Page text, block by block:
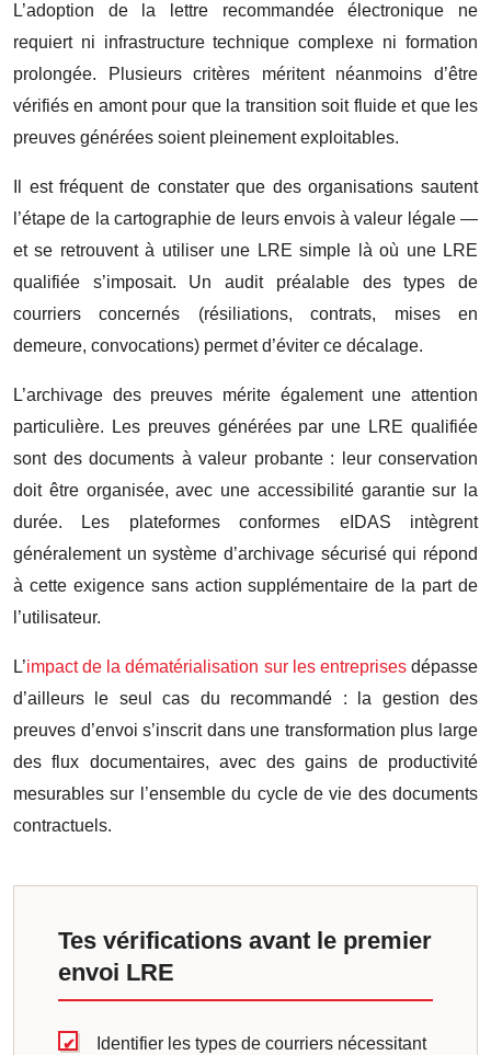
L’adoption de la lettre recommandée électronique ne
requiert ni infrastructure technique complexe ni formation
prolongée. Plusieurs critères méritent néanmoins d’être
vérifiés en amont pour que la transition soit fluide et que les
preuves générées soient pleinement exploitables.
Il est fréquent de constater que des organisations sautent
l’étape de la cartographie de leurs envois à valeur légale —
et se retrouvent à utiliser une LRE simple là où une LRE
qualifiée s’imposait. Un audit préalable des types de
courriers concernés (résiliations, contrats, mises en
demeure, convocations) permet d’éviter ce décalage.
L’archivage des preuves mérite également une attention
particulière. Les preuves générées par une LRE qualifiée
sont des documents à valeur probante : leur conservation
doit être organisée, avec une accessibilité garantie sur la
durée. Les plateformes conformes eIDAS intègrent
généralement un système d’archivage sécurisé qui répond
à cette exigence sans action supplémentaire de la part de
l’utilisateur.
L’impact de la dématérialisation sur les entreprisesdépasse
d’ailleurs le seul cas du recommandé : la gestion des
preuves d’envoi s’inscrit dans une transformation plus large
des flux documentaires, avec des gains de productivité
mesurables sur l’ensemble du cycle de vie des documents
contractuels.
Tes vérifications avant le premier
envoi LRE
Identifier les types de courriers nécessitant